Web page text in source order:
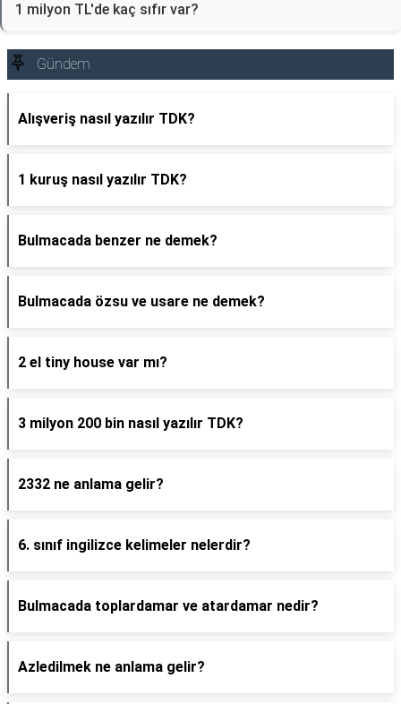
1 milyon TL'de kaç sıfır var?
Gündem
Alışveriş nasıl yazılır TDK?
1 kuruş nasıl yazılır TDK?
Bulmacada benzer ne demek?
Bulmacada özsu ve usare ne demek?
2 el tiny house var mı?
3 milyon 200 bin nasıl yazılır TDK?
2332 ne anlama gelir?
6. sınıf ingilizce kelimeler nelerdir?
Bulmacada toplardamar ve atardamar nedir?
Azledilmek ne anlama gelir?